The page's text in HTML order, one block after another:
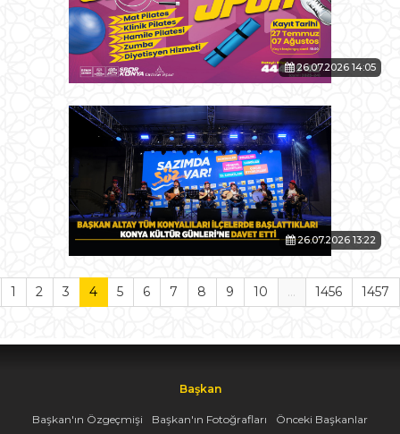
26.07.2026 14:05
26.07.2026 13:22
1 2 3 4 5 6 7 8 9 10 ... 1456 1457
Başkan
Başkan'ın Özgeçmişi Başkan'ın Fotoğrafları
Önceki Başkanlar